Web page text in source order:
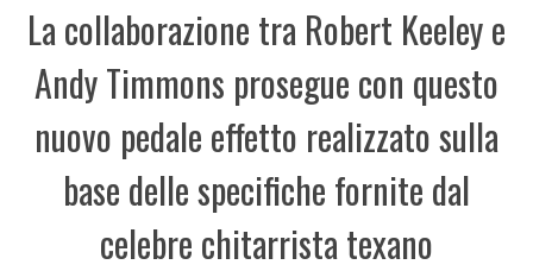
La collaborazione tra Robert Keeley e
Andy Timmons prosegue con questo
nuovo pedale effetto realizzato sulla
base delle specifiche fornite dal
celebre chitarrista texano